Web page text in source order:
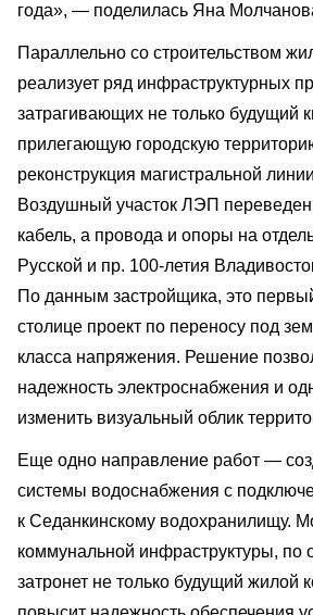
года», — поделилась Яна
Параллельно со строительством
реализует ряд инфраструктурных
затрагивающих не только будущий
прилегающую городскую
реконструкция магистральной
Воздушный участок ЛЭП
кабель, а провода и опоры на
Русской и пр. 100-летия
По данным застройщика, это
столице проект по переносу под
класса напряжения. Решение
надежность электроснабжения и
изменить визуальный облик
Еще одно направление работ —
системы водоснабжения с
к Седанкинскому водохранилищу.
коммунальной инфраструктуры, по
затронет не только будущий жилой